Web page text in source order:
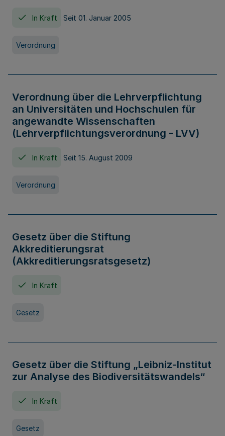
In Kraft Seit 01. Januar 2005
Verordnung
Verordnung über die Lehrverpflichtung
an Universitäten und Hochschulen für
angewandte Wissenschaften
(Lehrverpflichtungsverordnung - LVV)
In Kraft Seit 15. August 2009
Verordnung
Gesetz über die Stiftung
Akkreditierungsrat
(Akkreditierungsratsgesetz)
In Kraft
Gesetz
Gesetz über die Stiftung „Leibniz-Institut
zur Analyse des Biodiversitätswandels“
In Kraft
Gesetz